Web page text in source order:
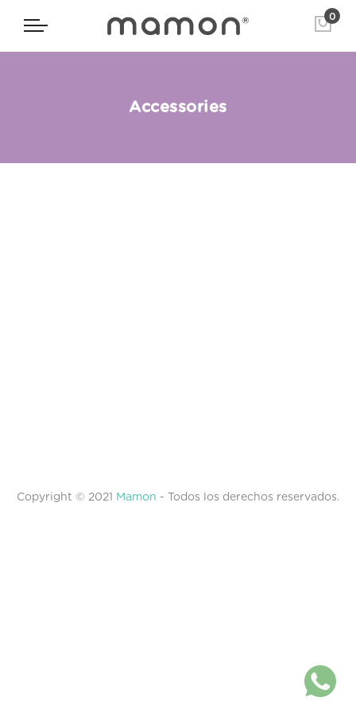
0
Accessories
Copyright © 2021 Mamon - Todos los derechos reservados.